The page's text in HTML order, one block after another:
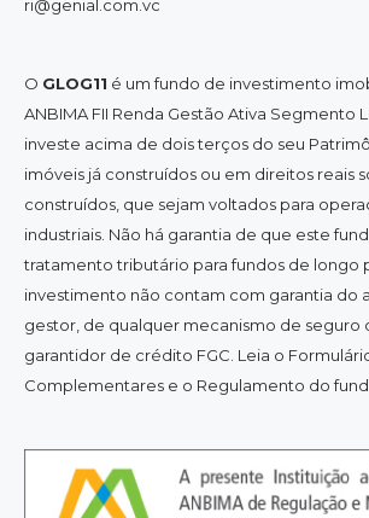
ri@genial.com.vc
O GLOG11 é um fundo de investimento
ANBIMA FII Renda Gestão Ativa Segmento
investe acima de dois terços do seu
imóveis já construídos ou em direitos reais
construídos, que sejam voltados para
industriais. Não há garantia de que este
tratamento tributário para fundos de longo
investimento não contam com garantia do
gestor, de qualquer mecanismo de seguro
garantidor de crédito FGC. Leia o
Complementares e o Regulamento do